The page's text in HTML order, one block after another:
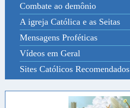
Combate ao demônio
A igreja Católica e as Seitas
Mensagens Proféticas
Vídeos em Geral
Sites Católicos Recomendados